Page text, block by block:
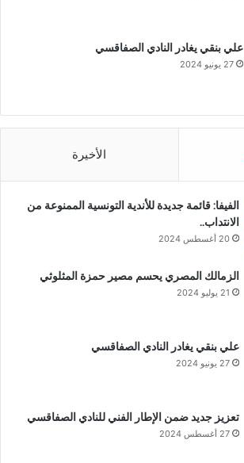
علي بنقي يغادر النادي الصفاقسي
27 يونيو 2024
الأخيرة
الفيفا: قائمة جديدة للأندية التونسية الممنوعة من
الانتداب..
20 أغسطس 2024
الزمالك المصري يحسم مصير حمزة المثلوثي
21 يوليو 2024
علي بنقي يغادر النادي الصفاقسي
27 يونيو 2024
تعزيز جديد ضمن الإطار الفني للنادي الصفاقسي
27 أغسطس 2024